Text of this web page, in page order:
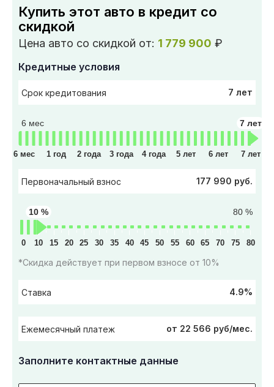
Купить этот авто в кредит со
скидкой
Цена авто со скидкой от: 1 779 900 ₽
Кредитные условия
Срок кредитования 7 лет
6 мес 7 лет
6 мес 1 год 2 года 3 года 4 года 5 лет 6 лет 7 лет
Первоначальный взнос 177 990 руб.
80 %
10 %
0 10 15 20 25 30 35 40 45 50 55 60 65 70 75 80
*Скидка действует при первом взносе от 10%
Ставка 4.9%
Ежемесячный платеж от 22 566 руб/мес.
Заполните контактные данные